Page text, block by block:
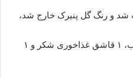
شد و رنگ گل پنیرک خارج شد،
به هر لیوان ۲ قاشق غذاخوری گلاب، ۱ قاشق غذاخوری شکر و ۱